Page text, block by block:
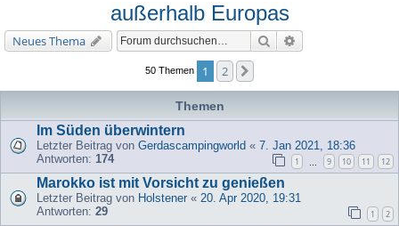
außerhalb Europas
Neues Thema Suche
50 Themen 1 2
Themen
Im Süden überwintern
Letzter Beitrag von Gerdascampingworld « 7. Jan 2021, 18:36
Antworten: 174 1 9 10 11 12
Marokko ist mit Vorsicht zu genießen
Letzter Beitrag von Holstener « 20. Apr 2020, 19:31
Antworten: 29 1 2